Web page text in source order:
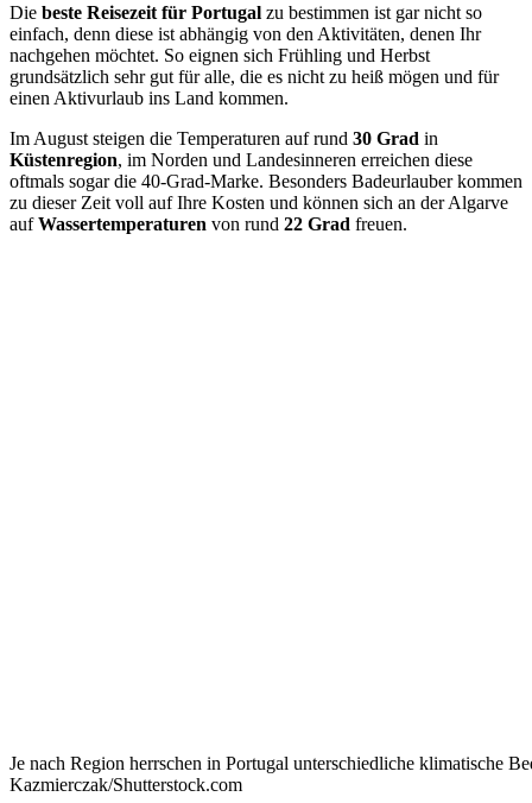
Die beste Reisezeit für Portugal zu bestimmen ist gar nicht so
einfach, denn diese ist abhängig von den Aktivitäten, denen Ihr
nachgehen möchtet. So eignen sich Frühling und Herbst
grundsätzlich sehr gut für alle, die es nicht zu heiß mögen und für
einen Aktivurlaub ins Land kommen.
Im August steigen die Temperaturen auf rund 30 Grad in
Küstenregion, im Norden und Landesinneren erreichen diese
oftmals sogar die 40-Grad-Marke. Besonders Badeurlauber kommen
zu dieser Zeit voll auf Ihre Kosten und können sich an der Algarve
aufWassertemperaturen von rund 22 Grad freuen.
Je nach Region herrschen in Portugal unterschiedliche klimatische
Kazmierczak/Shutterstock.com